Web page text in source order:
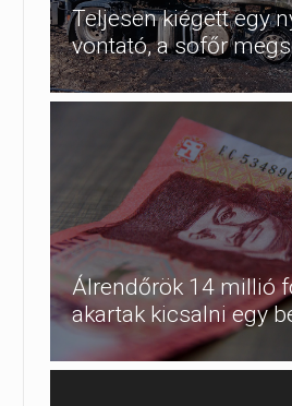
Teljesen kiégett egy
vontató, a sofőr
Álrendőrök 14 millió
akartak kicsalni egy